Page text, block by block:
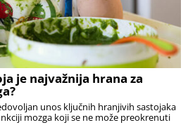
je najvažnija hrana za
unos ključnih hranjivih sastojaka
mozga koji se ne može preokrenuti